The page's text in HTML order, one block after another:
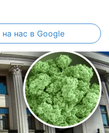
на нас в Google